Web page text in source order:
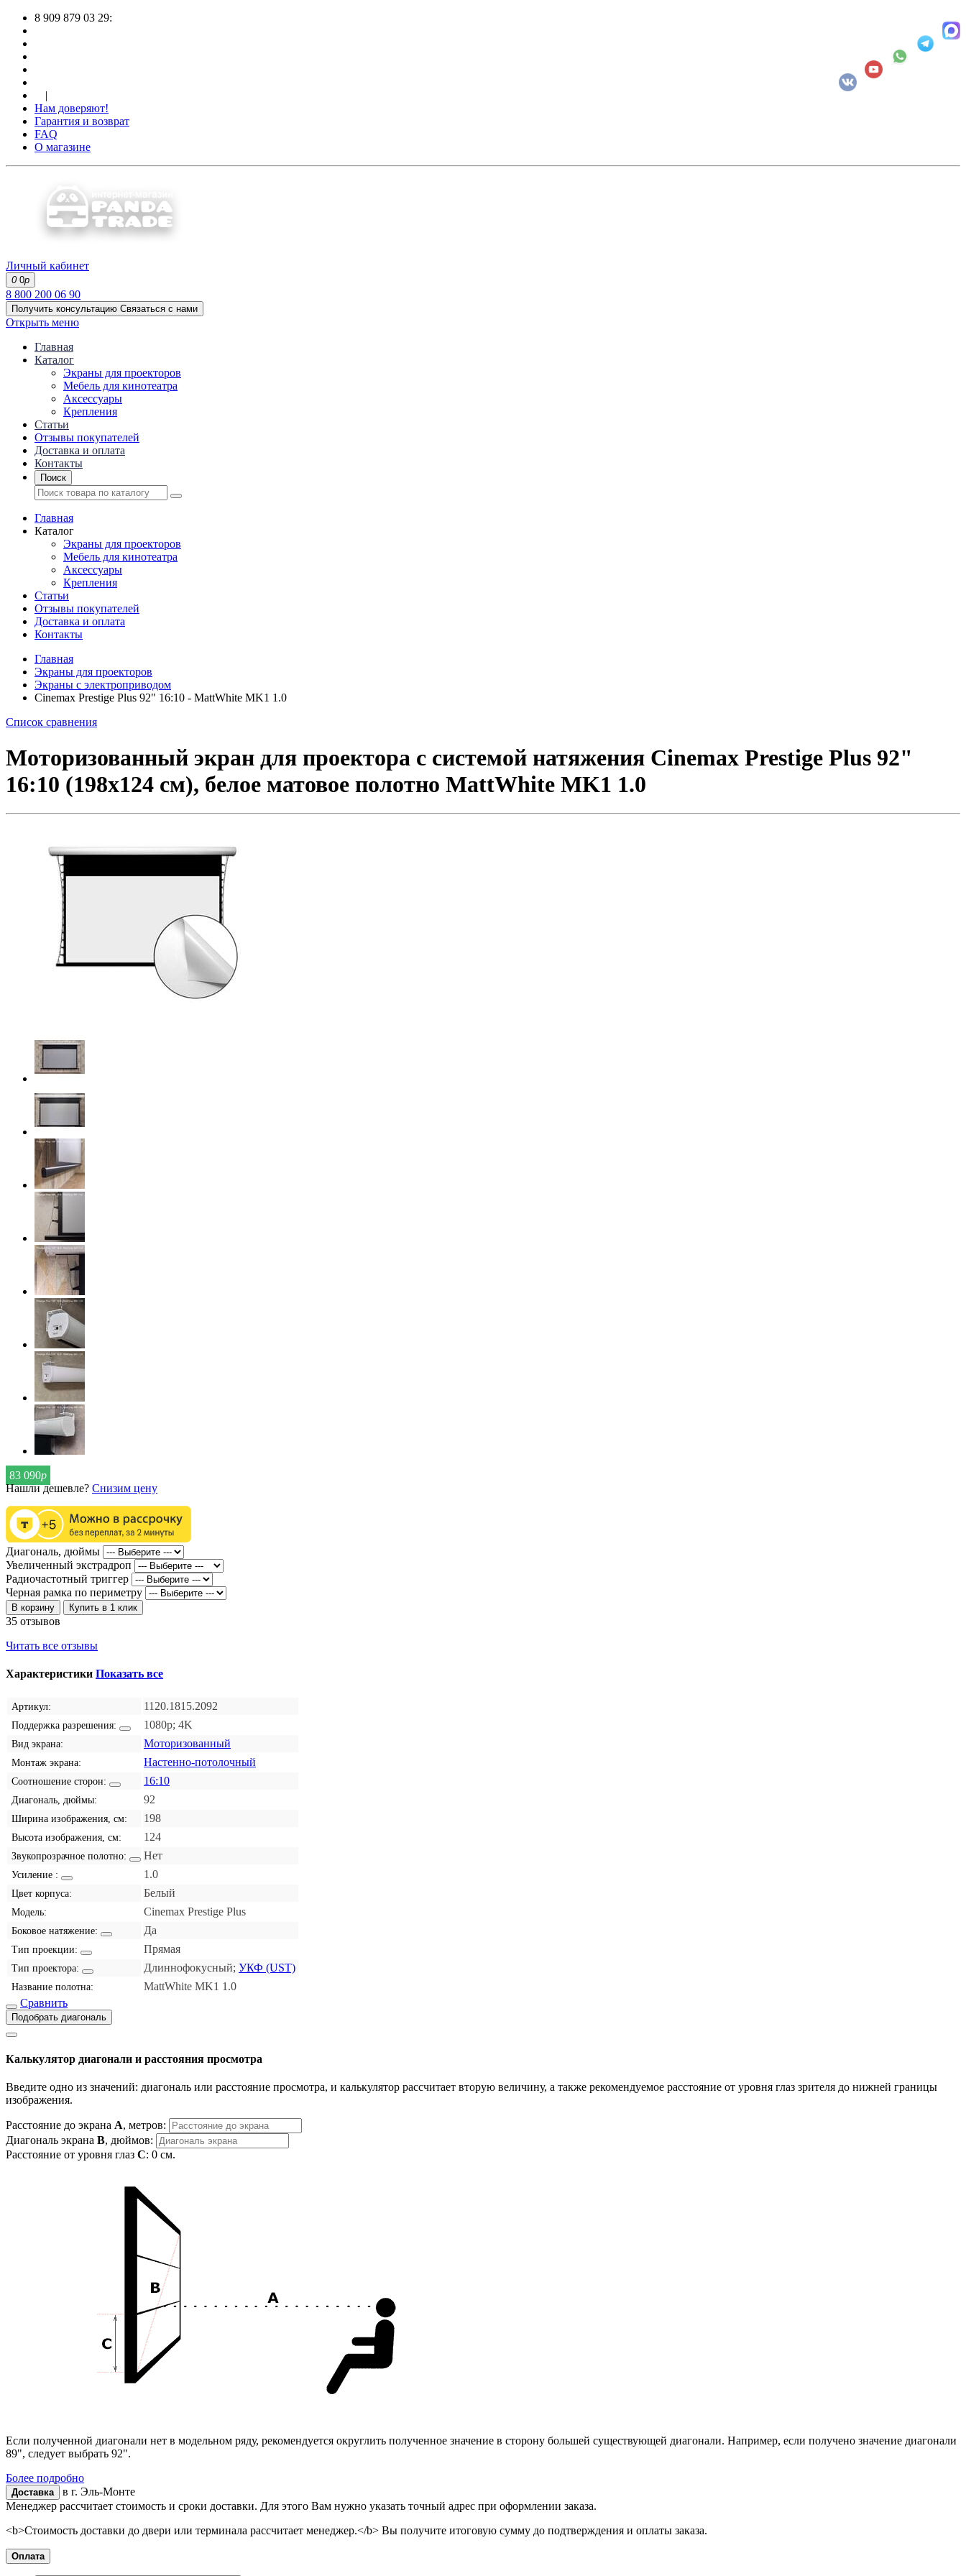
8 909 879 03 29:
|
Нам доверяют!
Гарантия и возврат
FAQ
О магазине
Личный кабинет
0 0р
8 800 200 06 90
Получить консультацию Связаться с нами
Открыть меню
Главная
Каталог
Экраны для проекторов
Mебель для кинотеатра
Аксессуары
Крепления
Статьи
Отзывы покупателей
Доставка и оплата
Контакты
Поиск
Главная
Каталог
Экраны для проекторов
Mебель для кинотеатра
Аксессуары
Крепления
Статьи
Отзывы покупателей
Доставка и оплата
Контакты
Главная
Экраны для проекторов
Экраны с электроприводом
Cinemax Prestige Plus 92" 16:10 - MattWhite MK1 1.0
Список сравнения
Моторизованный экран для проектора с системой натяжения Cinemax Prestige Plus 92"
16:10 (198x124 см), белое матовое полотно MattWhite MK1 1.0
83 090р
Нашли дешевле? Снизим цену
Диагональ, дюймы
Увеличенный экстрадроп
Радиочастотный триггер
Черная рамка по периметру
В корзину Купить в 1 клик
35 отзывов
Читать все отзывы
Характеристики Показать все
Артикул: 1120.1815.2092
Поддержка разрешения: 1080p; 4K
Вид экрана: Моторизованный
Монтаж экрана: Настенно-потолочный
Соотношение сторон: 16:10
Диагональ, дюймы: 92
Ширина изображения, см: 198
Высота изображения, см: 124
Звукопрозрачное полотно: Нет
Усиление : 1.0
Цвет корпуса: Белый
Модель: Cinemax Prestige Plus
Боковое натяжение: Да
Тип проекции: Прямая
Тип проектора: Длиннофокусный; УКФ (UST)
Название полотна:
MattWhite MK1 1.0
Сравнить
Подобрать диагональ
Калькулятор диагонали и расстояния просмотра
Введите одно из значений: диагональ или расстояние просмотра, и калькулятор рассчитает вторую величину, а также рекомендуемое расстояние от уровня глаз зрителя до нижней границы
изображения.
Расстояние до экрана A, метров:
Диагональ экрана B, дюймов:
Расстояние от уровня глаз C: 0 см.
Если полученной диагонали нет в модельном ряду, рекомендуется округлить полученное значение в сторону большей существующей диагонали. Например, если получено значение диагонали
89", следует выбрать 92".
Более подробно
Доставка в г. Эль-Монте
Менеджер рассчитает стоимость и сроки доставки. Для этого Вам нужно указать точный адрес при оформлении заказа.
<b>Стоимость доставки до двери или терминала рассчитает менеджер.</b> Вы получите итоговую сумму до подтверждения и оплаты заказа.
Оплата